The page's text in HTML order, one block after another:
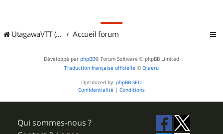
UtagawaVTT (Randos VTT et VTTAE avec traces GPS) Accueil forum
Développé par phpBB® Forum Software © phpBB Limited
Traduction française officielle © Qiaeru
Optimized by: phpBB SEO
Confidentialité | Conditions
Qui sommes-nous ?